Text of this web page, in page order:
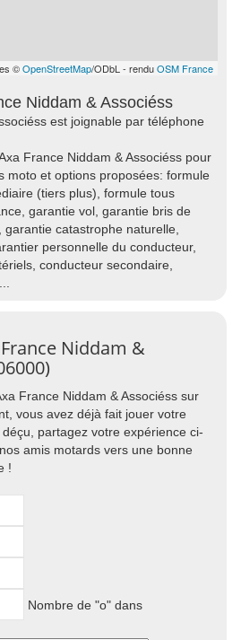
©OpenStreetMap/ODbL - renduOSM France
Niddam & Associéss
est joignable par téléphone
France Niddam & Associéss pour
moto et options proposées: formule
(tiers plus), formule tous
garantie vol, garantie bris de
catastrophe naturelle,
personnelle du conducteur,
conducteur secondaire,
Niddam &
France Niddam & Associéss sur
vous avez déjà fait jouer votre
partagez votre expérience ci-
amis motards vers une bonne
!
Nombre de "o" dans